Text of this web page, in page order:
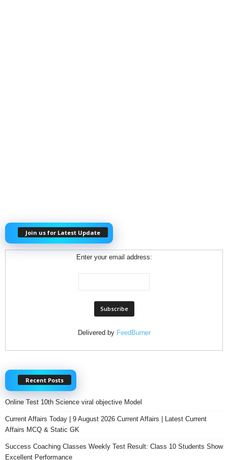
Join us for Latest Update
Enter your email address:
Delivered by FeedBurner
Recent Posts
Online Test 10th Science viral objective Model
Current Affairs Today | 9 August 2026 Current Affairs | Latest Current
Affairs MCQ & Static GK
Success Coaching Classes Weekly Test Result: Class 10 Students Show
Excellent Performance